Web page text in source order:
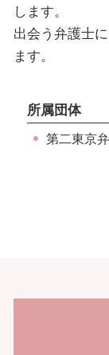
します。
出会う弁護士
ます。
所属団体
第二東京